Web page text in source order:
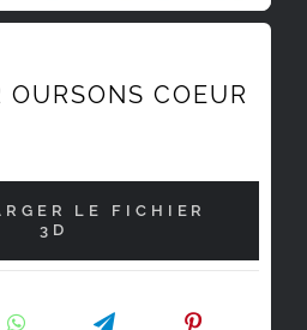
OURSONS COEUR
LE FICHIER
3D